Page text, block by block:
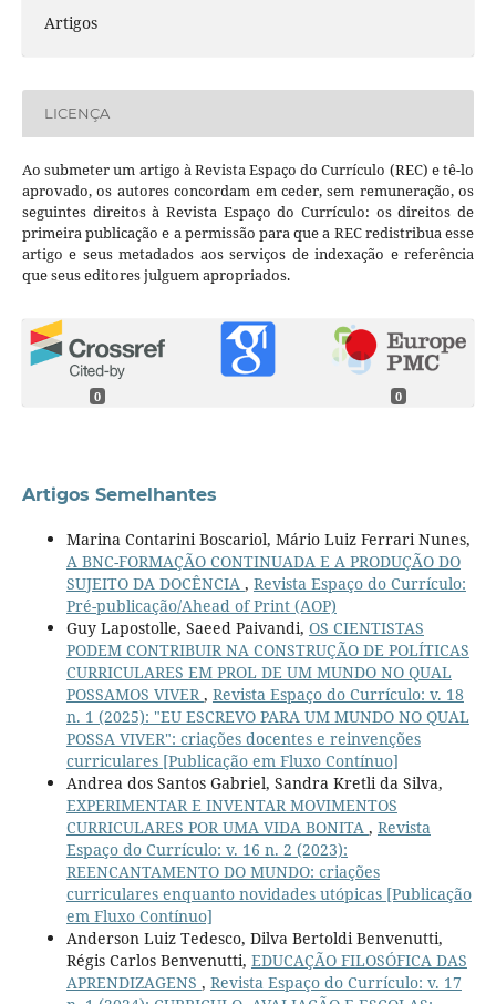
Artigos
LICENÇA
Ao submeter um artigo à Revista Espaço do Currículo (REC) e tê-lo
aprovado, os autores concordam em ceder, sem remuneração, os
seguintes direitos à Revista Espaço do Currículo: os direitos de
primeira publicação e a permissão para que a REC redistribua esse
artigo e seus metadados aos serviços de indexação e referência
que seus editores julguem apropriados.
0 0
Artigos Semelhantes
Marina Contarini Boscariol, Mário Luiz Ferrari Nunes,
A BNC-FORMAÇÃO CONTINUADA E A PRODUÇÃO DO
SUJEITO DA DOCÊNCIA , Revista Espaço do Currículo:
Pré-publicação/Ahead of Print (AOP)
Guy Lapostolle, Saeed Paivandi, OS CIENTISTAS
PODEM CONTRIBUIR NA CONSTRUÇÃO DE POLÍTICAS
CURRICULARES EM PROL DE UM MUNDO NO QUAL
POSSAMOS VIVER , Revista Espaço do Currículo: v. 18
n. 1 (2025): "EU ESCREVO PARA UM MUNDO NO QUAL
POSSA VIVER": criações docentes e reinvenções
curriculares [Publicação em Fluxo Contínuo]
Andrea dos Santos Gabriel, Sandra Kretli da Silva,
EXPERIMENTAR E INVENTAR MOVIMENTOS
CURRICULARES POR UMA VIDA BONITA , Revista
Espaço do Currículo: v. 16 n. 2 (2023):
REENCANTAMENTO DO MUNDO: criações
curriculares enquanto novidades utópicas [Publicação
em Fluxo Contínuo]
Anderson Luiz Tedesco, Dilva Bertoldi Benvenutti,
Régis Carlos Benvenutti, EDUCAÇÃO FILOSÓFICA DAS
APRENDIZAGENS , Revista Espaço do Currículo: v. 17